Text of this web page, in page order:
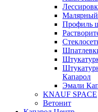
Малярный
Профиль
Капарол
Эмали
KNAUF SPACE
Ветонит